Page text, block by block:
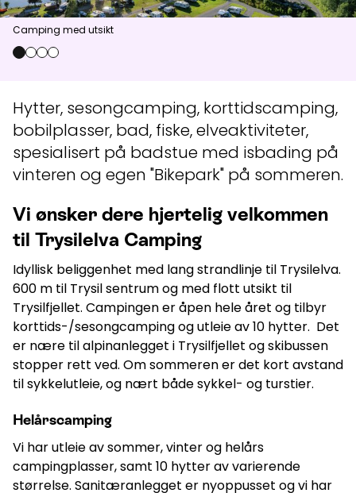
Åpne heiser:0/41 Åpne løyper:0/70
Vær- og føredata er levert av
Yr, Meteorologisk institutt og
NRK
Camping med utsikt
0 1 2 3
Hytter, sesongcamping, korttidscamping,
bobilplasser, bad, fiske, elveaktiviteter,
spesialisert på badstue med isbading på
vinteren og egen "Bikepark" på sommeren.
Vi ønsker dere hjertelig velkommen
til Trysilelva Camping
Idyllisk beliggenhet med lang strandlinje til Trysilelva.
600 m til Trysil sentrum og med flott utsikt til
Trysilfjellet. Campingen er åpen hele året og tilbyr
korttids-/sesongcamping og utleie av 10 hytter. Det
er nære til alpinanlegget i Trysilfjellet og skibussen
stopper rett ved. Om sommeren er det kort avstand
til sykkelutleie, og nært både sykkel- og turstier.
Helårscamping
Vi har utleie av sommer, vinter og helårs
campingplasser, samt 10 hytter av varierende
størrelse. Sanitæranlegget er nyoppusset og vi har